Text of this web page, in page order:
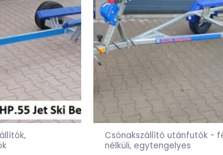
Csónakszállító utánfutók -
nélküli, egytengelyes